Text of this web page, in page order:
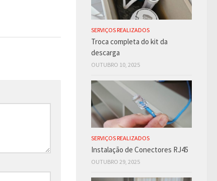
SERVIÇOS REALIZADOS
Troca completa do kit da
descarga
OUTUBRO 10, 2025
SERVIÇOS REALIZADOS
Instalação de Conectores RJ45
OUTUBRO 29, 2025